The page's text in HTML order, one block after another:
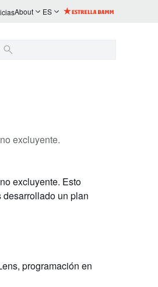
About ES
excluyente.
excluyente. Esto
desarrollado un plan
programación en